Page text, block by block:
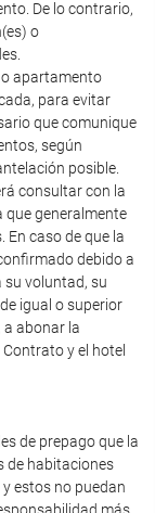
De lo contrario,
o
o apartamento
para evitar
que comunique
según
posible.
consultar con la
que generalmente
caso de que la
debido a
su voluntad, su
igual o superior
a abonar la
y el hotel
de prepago que la
de habitaciones
estos no puedan